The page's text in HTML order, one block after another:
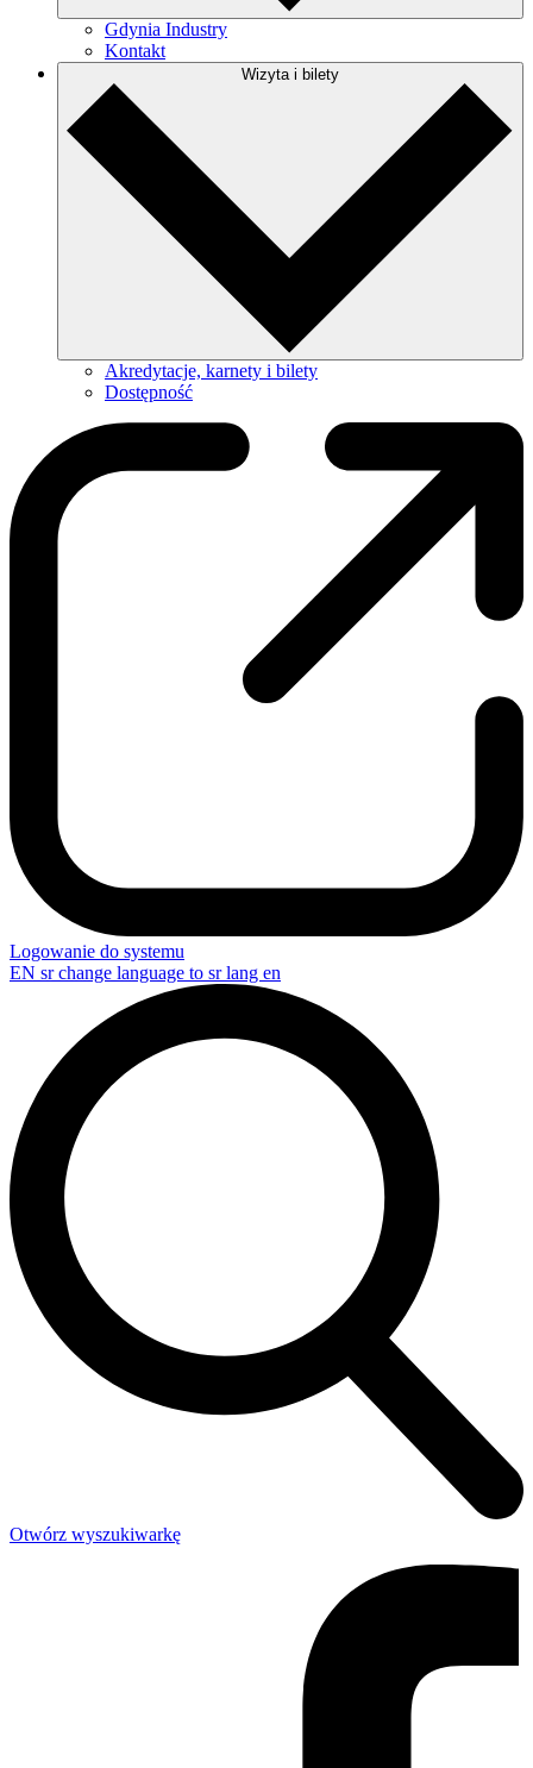
Gdynia Industry
Kontakt
Wizyta i bilety
Akredytacje, karnety i bilety
Dostępność
Logowanie do systemu
EN sr change language to sr lang en
Otwórz wyszukiwarkę